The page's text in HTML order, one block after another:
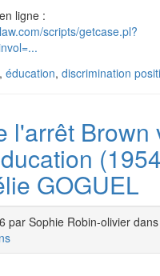
ligne :
scripts/getcase.pl?
, éducation, discrimination
l'arrêt Brown
GOGUEL
par Sophie Robin-olivier dans